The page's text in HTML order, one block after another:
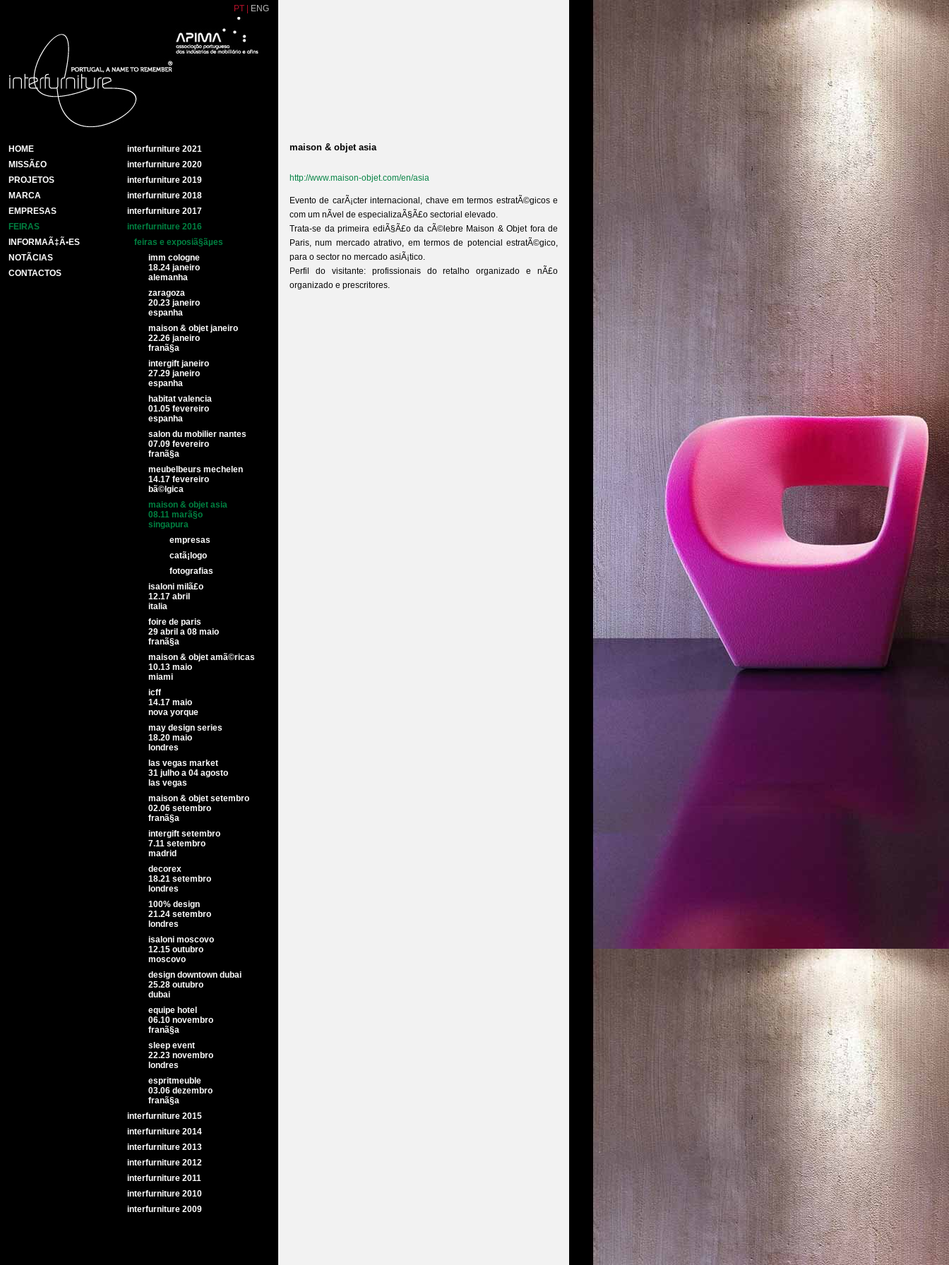
PT ENG
HOME
MISSÃ£O
PROJETOS
MARCA
EMPRESAS
FEIRAS
INFORMAÃ‡Ã•ES
NOTÃ­CIAS
CONTACTOS
interfurniture 2021
interfurniture 2020
interfurniture 2019
interfurniture 2018
interfurniture 2017
interfurniture 2016
feiras e exposiã§ãµes
imm cologne
18.24 janeiro
alemanha
zaragoza
20.23 janeiro
espanha
maison & objet janeiro
22.26 janeiro
franã§a
intergift janeiro
27.29 janeiro
espanha
habitat valencia
01.05 fevereiro
espanha
salon du mobilier nantes
07.09 fevereiro
franã§a
meubelbeurs mechelen
14.17 fevereiro
bã©lgica
maison & objet asia
08.11 marã§o
singapura
empresas
catã¡logo
fotografias
isaloni milã£o
12.17 abril
italia
foire de paris
29 abril a 08 maio
franã§a
maison & objet amã©ricas
10.13 maio
miami
icff
14.17 maio
nova yorque
may design series
18.20 maio
londres
las vegas market
31 julho a 04 agosto
las vegas
maison & objet setembro
02.06 setembro
franã§a
intergift setembro
7.11 setembro
madrid
decorex
18.21 setembro
londres
100% design
21.24 setembro
londres
isaloni moscovo
12.15 outubro
moscovo
design downtown dubai
25.28 outubro
dubai
equipe hotel
06.10 novembro
franã§a
sleep event
22.23 novembro
londres
espritmeuble
03.06 dezembro
franã§a
interfurniture 2015
interfurniture 2014
interfurniture 2013
interfurniture 2012
interfurniture 2011
interfurniture 2010
interfurniture 2009
maison & objet asia
http://www.maison-objet.com/en/asia
Evento de carÃ¡cter internacional, chave em termos estratÃ©gicos e
com um nÃ­vel de especializaÃ§Ã£o sectorial elevado.
Trata-se da primeira ediÃ§Ã£o da cÃ©lebre Maison & Objet fora de
Paris, num mercado atrativo, em termos de potencial estratÃ©gico,
para o sector no mercado asiÃ¡tico.
Perfil do visitante: profissionais do retalho organizado e nÃ£o
organizado e prescritores.